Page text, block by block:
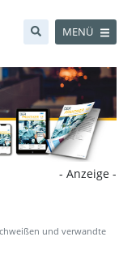
MENÜ
- Anzeige -
und verwandte